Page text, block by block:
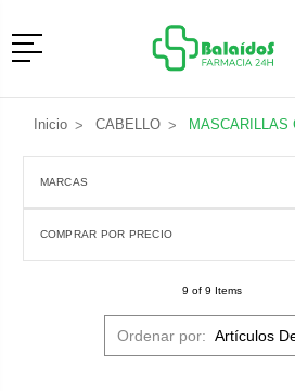
Menú
Inicio CABELLO MASCARILLAS
MARCAS
COMPRAR POR PRECIO
9 of 9 Items
Ordenar por: